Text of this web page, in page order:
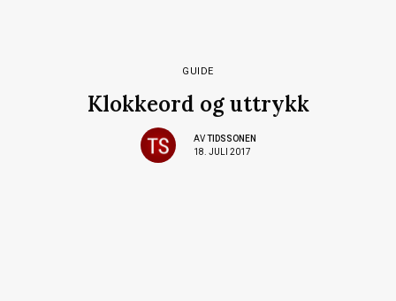
GUIDE
Klokkeord og uttrykk
AV TIDSSONEN
18. JULI 2017